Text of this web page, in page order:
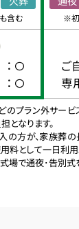
含む
：
：
※初
ご
専
プラン外サービ
となります。
方が、家族葬
料として一日利
場で通夜･告別